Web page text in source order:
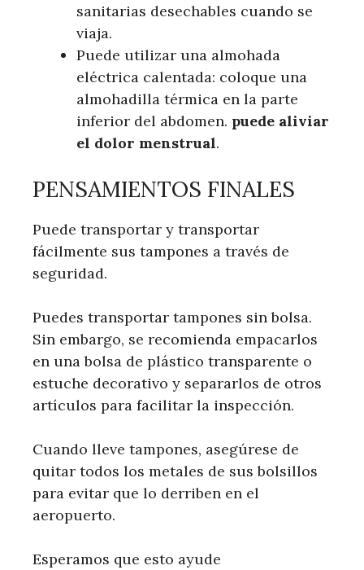
sanitarias desechables cuando se
viaja.
Puede utilizar una almohada
eléctrica calentada: coloque una
almohadilla térmica en la parte
inferior del abdomen. puede aliviar
el dolor menstrual.
PENSAMIENTOS FINALES
Puede transportar y transportar
fácilmente sus tampones a través de
seguridad.
Puedes transportar tampones sin bolsa.
Sin embargo, se recomienda empacarlos
en una bolsa de plástico transparente o
estuche decorativo y separarlos de otros
artículos para facilitar la inspección.
Cuando lleve tampones, asegúrese de
quitar todos los metales de sus bolsillos
para evitar que lo derriben en el
aeropuerto.
Esperamos que esto ayude